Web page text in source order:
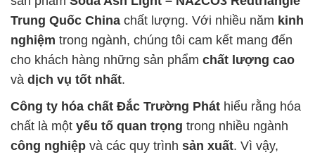
Trung Quốc China chất lượng. Với nhiều năm kinh
nghiệm trong ngành, chúng tôi cam kết mang đến
cho khách hàng những sản phẩm chất lượng cao
và dịch vụ tốt nhất.
Công ty hóa chất Đắc Trường Phát hiểu rằng hóa
chất là một yếu tố quan trọng trong nhiều ngành
công nghiệp và các quy trình sản xuất. Vì vậy,